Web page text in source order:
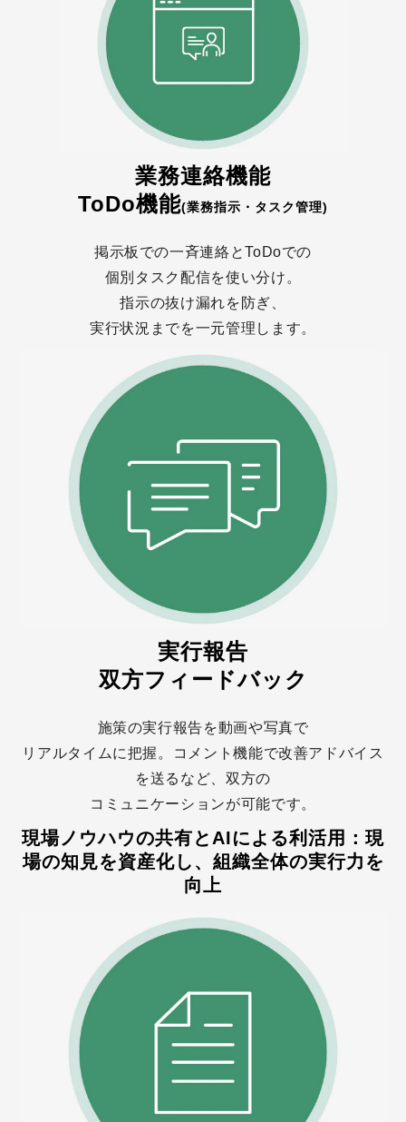
業務連絡機能
ToDo機能(業務指示・タスク管理)
掲示板での一斉連絡とToDoでの
個別タスク配信を使い分け。
指示の抜け漏れを防ぎ、
実行状況までを一元管理します。
実行報告
双方フィードバック
施策の実行報告を動画や写真で
リアルタイムに把握。コメント機能で改善アドバイス
を送るなど、双方の
コミュニケーションが可能です。
現場ノウハウの共有とAIによる利活用：現
場の知見を資産化し、組織全体の実行力を
向上